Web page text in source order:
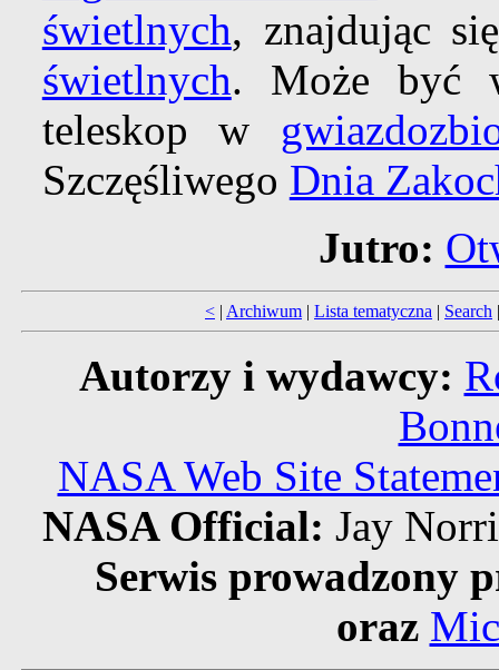
świetlnych, znajdując
świetlnych. Może być
teleskop w
Szczęśliwego Dnia
Jutro:
< | Archiwum | Lista tematyczna | Search
Autorzy i wydawcy:
NASA Web Site
NASA Official: Jay
Serwis prowadzony
oraz